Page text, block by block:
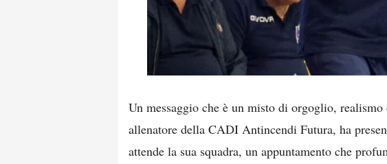
Un messaggio che è un misto di orgoglio, realismo
allenatore della CADI Antincendi Futura, ha
attende la sua squadra, un appuntamento che